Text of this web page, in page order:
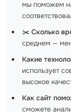
мы поможем
✂️ Сколько
среднем —
Какие
использует
высокое
Как сайт
сможете